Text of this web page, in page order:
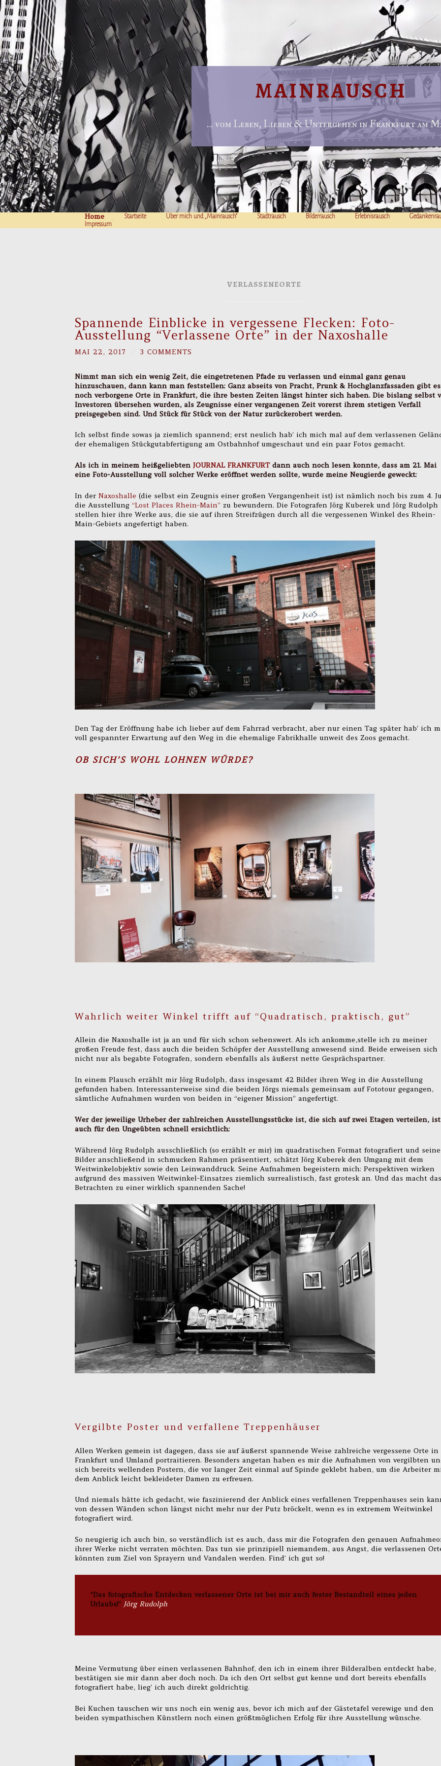
MAINRAUSCH
… vom Leben, Lieben & Untergehen in Frankfurt am
Home Startseite Über mich und „Mainrausch“ Stadtrausch Bilderrausch Erlebnisrausch
Impressum
VERLASSENEORTE
Spannende Einblicke in vergessene Flecken: Foto-
Ausstellung “Verlassene Orte” in der Naxoshalle
MAI 22, 2017 3 COMMENTS
Nimmt man sich ein wenig Zeit, die eingetretenen Pfade zu verlassen und einmal ganz genau
hinzuschauen, dann kann man feststellen: Ganz abseits von Pracht, Prunk & Hochglanzfassaden gibt es
noch verborgene Orte in Frankfurt, die ihre besten Zeiten längst hinter sich haben. Die bislang selbst
Investoren übersehen wurden, als Zeugnisse einer vergangenen Zeit vorerst ihrem stetigen Verfall
preisgegeben sind. Und Stück für Stück von der Natur zurückerobert werden.
Ich selbst finde sowas ja ziemlich spannend; erst neulich hab’ ich mich mal auf dem verlassenen
der ehemaligen Stückgutabfertigung am Ostbahnhof umgeschaut und ein paar Fotos gemacht.
Als ich in meinem heißgeliebten JOURNAL FRANKFURTdann auch noch lesen konnte, dass am 21. Mai
eine Foto-Ausstellung voll solcher Werke eröffnet werden sollte, wurde meine Neugierde geweckt:
In der Naxoshalle (die selbst ein Zeugnis einer großen Vergangenheit ist) ist nämlich noch bis zum 4.
die Ausstellung “Lost Places Rhein-Main” zu bewundern. Die Fotografen Jörg Kuberek und Jörg Rudolph
stellen hier ihre Werke aus, die sie auf ihren Streifzügen durch all die vergessenen Winkel des Rhein-
Main-Gebiets angefertigt haben.
Den Tag der Eröffnung habe ich lieber auf dem Fahrrad verbracht, aber nur einen Tag später hab’ ich
voll gespannter Erwartung auf den Weg in die ehemalige Fabrikhalle unweit des Zoos gemacht.
OB SICH’S WOHL LOHNEN WÜRDE?
Wahrlich weiter Winkel trifft auf “Quadratisch, praktisch, gut”
Allein die Naxoshalle ist ja an und für sich schon sehenswert. Als ich ankomme,stelle ich zu meiner
großen Freude fest, dass auch die beiden Schöpfer der Ausstellung anwesend sind. Beide erweisen sich
nicht nur als begabte Fotografen, sondern ebenfalls als äußerst nette Gesprächspartner.
In einem Plausch erzählt mir Jörg Rudolph, dass insgesamt 42 Bilder ihren Weg in die Ausstellung
gefunden haben. Interessanterweise sind die beiden Jörgs niemals gemeinsam auf Fototour gegangen,
sämtliche Aufnahmen wurden von beiden in “eigener Mission” angefertigt.
Wer der jeweilige Urheber der zahlreichen Ausstellungsstücke ist, die sich auf zwei Etagen verteilen, ist
auch für den Ungeübten schnell ersichtlich:
Während Jörg Rudolph ausschließlich (so erzählt er mir) im quadratischen Format fotografiert und seine
Bilder anschließend in schmucken Rahmen präsentiert, schätzt Jörg Kuberek den Umgang mit dem
Weitwinkelobjektiv sowie den Leinwanddruck. Seine Aufnahmen begeistern mich: Perspektiven wirken
aufgrund des massiven Weitwinkel-Einsatzes ziemlich surrealistisch, fast grotesk an. Und das macht das
Betrachten zu einer wirklich spannenden Sache!
Vergilbte Poster und verfallene Treppenhäuser
Allen Werken gemein ist dagegen, dass sie auf äußerst spannende Weise zahlreiche vergessene Orte in
Frankfurt und Umland portraitieren. Besonders angetan haben es mir die Aufnahmen von vergilbten
sich bereits wellenden Postern, die vor langer Zeit einmal auf Spinde geklebt haben, um die Arbeiter
dem Anblick leicht bekleideter Damen zu erfreuen.
Und niemals hätte ich gedacht, wie faszinierend der Anblick eines verfallenen Treppenhauses sein
von dessen Wänden schon längst nicht mehr nur der Putz bröckelt, wenn es in extremem Weitwinkel
fotografiert wird.
So neugierig ich auch bin, so verständlich ist es auch, dass mir die Fotografen den genauen
ihrer Werke nicht verraten möchten. Das tun sie prinzipiell niemandem, aus Angst, die verlassenen
könnten zum Ziel von Sprayern und Vandalen werden. Find’ ich gut so!
“Das fotografische Entdecken verlassener Orte ist bei mir auch fester Bestandteil eines jeden
Urlaubs!”Jörg Rudolph
Meine Vermutung über einen verlassenen Bahnhof, den ich in einem ihrer Bilderalben entdeckt habe,
bestätigen sie mir dann aber doch noch. Da ich den Ort selbst gut kenne und dort bereits ebenfalls
fotografiert habe, lieg’ ich auch direkt goldrichtig.
Bei Kuchen tauschen wir uns noch ein wenig aus, bevor ich mich auf der Gästetafel verewige und den
beiden sympathischen Künstlern noch einen größtmöglichen Erfolg für ihre Ausstellung wünsche.